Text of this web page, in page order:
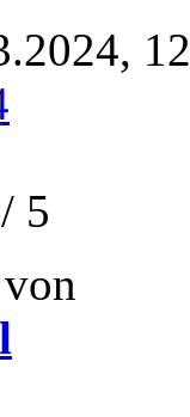
5